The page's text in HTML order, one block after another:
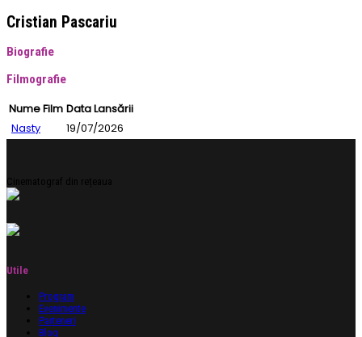
Cristian Pascariu
Biografie
Filmografie
Nume Film Data Lansării
Nasty
19/07/2026
Cinematograf din rețeaua
Utile
Program
Evenimente
Parteneri
Blog